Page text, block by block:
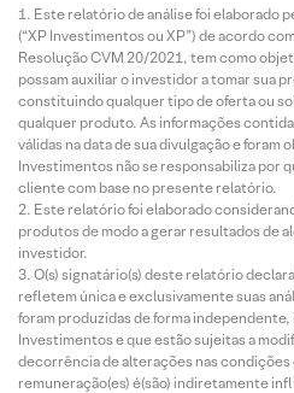
Este relatório de análise foi elaborado
(“XP Investimentos ou XP”) de acordo
Resolução CVM 20/2021, tem como
possam auxiliar o investidor a tomar sua
constituindo qualquer tipo de oferta ou
qualquer produto. As informações
válidas na data de sua divulgação e foram
Investimentos não se responsabiliza por
cliente com base no presente relatório.
Este relatório foi elaborado
produtos de modo a gerar resultados de
investidor.
O(s) signatário(s) deste relatório
refletem única e exclusivamente suas
foram produzidas de forma independente,
Investimentos e que estão sujeitas a
decorrência de alterações nas condições
remuneração(es) é(são) indiretamente